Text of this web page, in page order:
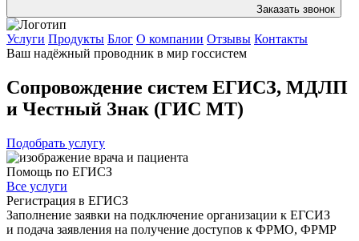
Заказать звонок
Услуги Продукты Блог О компании Отзывы Контакты
Ваш надёжный проводник в мир госсистем
Сопровождение систем ЕГИСЗ, МДЛП
и Честный Знак (ГИС МТ)
Подобрать услугу
Помощь по ЕГИСЗ
Все услуги
Регистрация в ЕГИСЗ
Заполнение заявки на подключение организации к ЕГСИЗ
и подача заявления на получение доступов к ФРМО, ФРМР